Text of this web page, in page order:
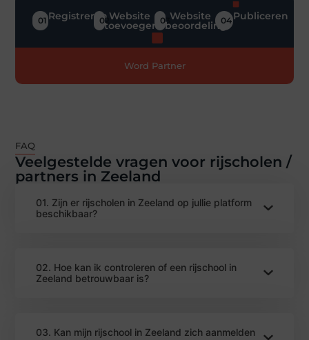
01Registreren
02 Website
toevoegen 03 Website
beoordeling04Publiceren
Word Partner
FAQ
Veelgestelde vragen voor rijscholen /
partners in Zeeland
01. Zijn er rijscholen in Zeeland op jullie platform
beschikbaar?
02. Hoe kan ik controleren of een rijschool in
Zeeland betrouwbaar is?
03. Kan mijn rijschool in Zeeland zich aanmelden